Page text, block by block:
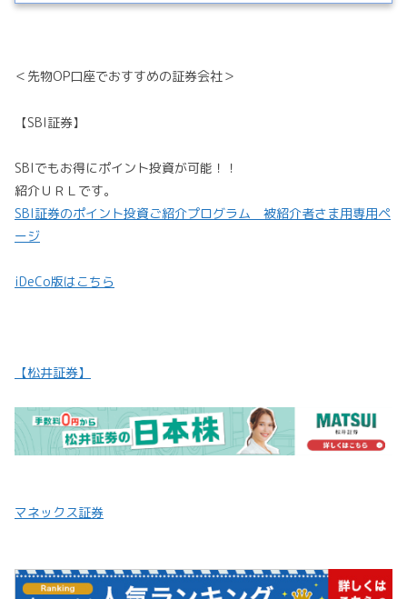
＜先物OP口座でおすすめの証券会社＞
【SBI証券】
SBIでもお得にポイント投資が可能！！
紹介ＵＲＬです。
SBI証券のポイント投資ご紹介プログラム 被紹介者さま用専用ペ
ージ
iDeCo版はこちら
【松井証券】
マネックス証券